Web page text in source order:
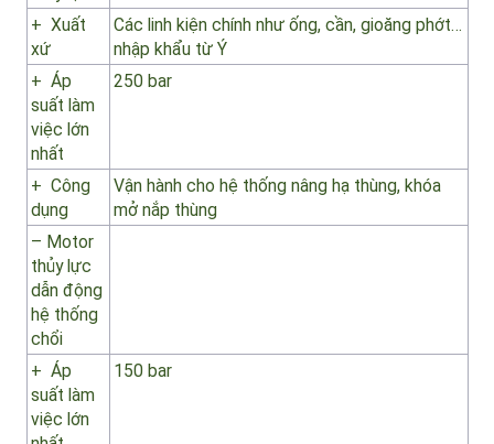
nhất
+ Công
dụng
Dùng để nâng hạ thùng chứa, khóa/mở cửa
sau, điều khiển bơm nước…khi dừng xe kiểm
– Xy lanh
thủy lực
+ Xuất
xứ
Các linh kiện chính như ống, cần, gioăng phớt…
+ Áp
suất làm
việc lớn
nhất
+ Công
dụng
Vận hành cho hệ thống nâng hạ thùng, khóa
– Motor